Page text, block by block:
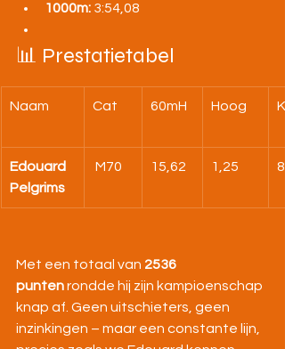
1000m: 3:54,08
📊 Prestatietabel
Naam Cat 60mH Hoog
Edouard
Pelgrims
M70 15,62 1,25
Met een totaal van 2536
punten rondde hij zijn kampioenschap
knap af. Geen uitschieters, geen
inzinkingen – maar een constante lijn,